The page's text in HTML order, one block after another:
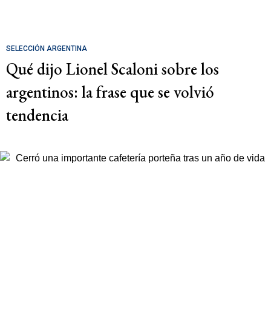
SELECCIÓN ARGENTINA
Qué dijo Lionel Scaloni sobre los
argentinos: la frase que se volvió
tendencia